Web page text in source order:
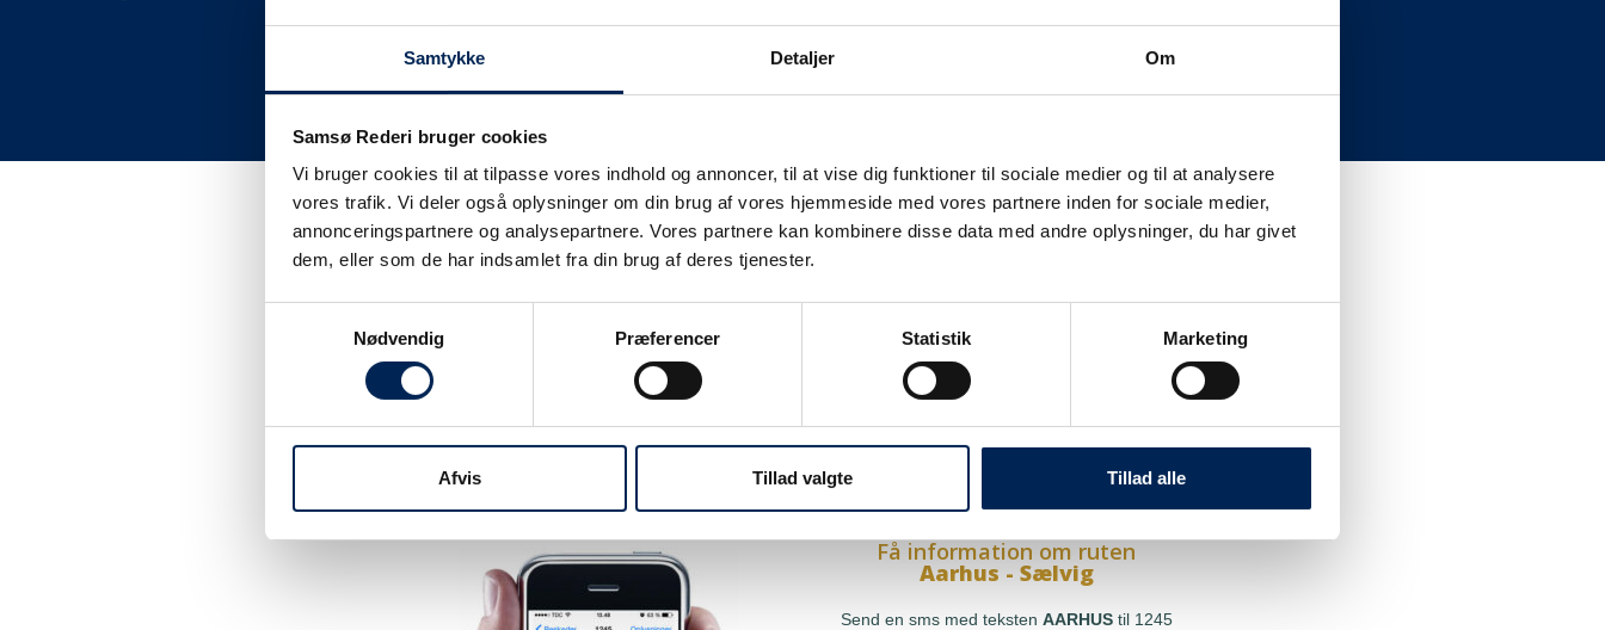
Samtykke Detaljer Om
Samsø Rederi bruger cookies
Vi bruger cookies til at tilpasse vores indhold og annoncer, til at vise dig funktioner til sociale medier og til at analysere
vores trafik. Vi deler også oplysninger om din brug af vores hjemmeside med vores partnere inden for sociale medier,
annonceringspartnere og analysepartnere. Vores partnere kan kombinere disse data med andre oplysninger, du har givet
dem, eller som de har indsamlet fra din brug af deres tjenester.
Nødvendig
Præferencer Statistik Marketing
Afvis Tillad valgte Tillad alle
Vi takker for jeres forståelse.
Få trafikinformation
på sms
Tilmeld dig vores sms-service, så kan du
Få information om ruten
Hou - Sælvig
Du modtager en sms bekræftelse på din tilmelding.
Få information om ruten
Aarhus - Sælvig
Send en sms med teksten AARHUStil 1245